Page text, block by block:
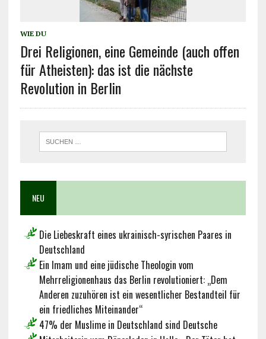
WIE DU
Drei Religionen, eine Gemeinde (auch offen
für Atheisten): das ist die nächste
Revolution in Berlin
NEU
Die Liebeskraft eines ukrainisch-syrischen Paares in
Deutschland
Ein Imam und eine jüdische Theologin vom
Mehrreligionenhaus das Berlin revolutioniert: „Dem
Anderen zuzuhören ist ein wesentlicher Bestandteil für
ein friedliches Miteinander“
47% der Muslime in Deutschland sind Deutsche